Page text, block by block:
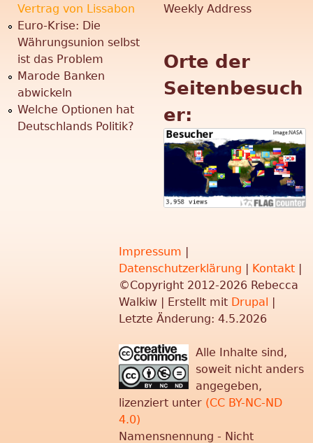
Vertrag von Lissabon
Euro-Krise: Die
Währungsunion selbst
ist das Problem
Marode Banken
abwickeln
Welche Optionen hat
Deutschlands Politik?
Weekly Address
Orte der
Seitenbesuch
er:
Impressum |
Datenschutzerklärung | Kontakt |
©Copyright 2012-2026 Rebecca
Walkiw | Erstellt mit Drupal |
Letzte Änderung: 4.5.2026
Alle Inhalte sind,
soweit nicht anders
angegeben,
lizenziert unter (CC BY-NC-ND
4.0)
Namensnennung - Nicht